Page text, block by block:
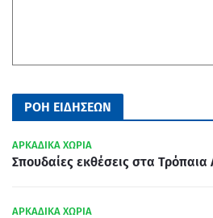
ΡΟΗ ΕΙΔΗΣΕΩΝ
ΑΡΚΑΔΙΚΑ ΧΩΡΙΑ
Σπουδαίες εκθέσεις στα Τρόπαια
ΑΡΚΑΔΙΚΑ ΧΩΡΙΑ